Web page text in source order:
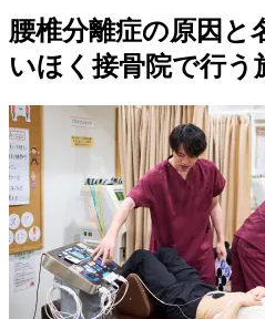
腰椎分離症の原因と
いほく接骨院で行う